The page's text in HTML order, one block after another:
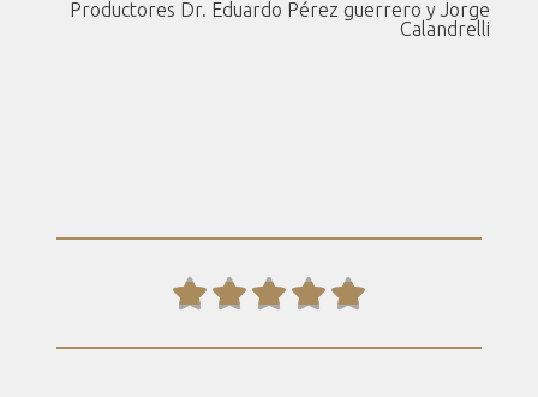
Productores Dr. Eduardo Pérez guerrero y Jorge
Calandrelli
